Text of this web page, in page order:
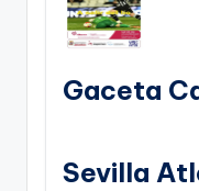
Gaceta
Sevilla